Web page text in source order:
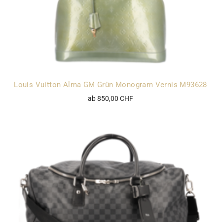
Louis Vuitton Alma GM Grün Monogram Vernis M93628
ab 850,00 CHF